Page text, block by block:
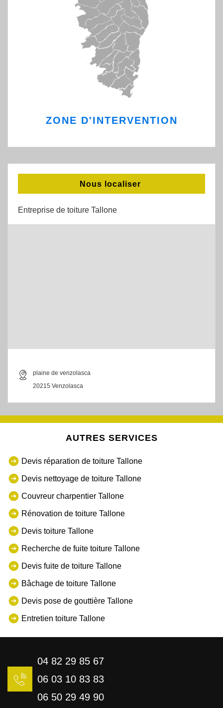
ZONE D'INTERVENTION
Nous localiser
Entreprise de toiture Tallone
plaine de venzolasca
20215 Venzolasca
AUTRES SERVICES
Devis réparation de toiture Tallone
Devis nettoyage de toiture Tallone
Couvreur charpentier Tallone
Rénovation de toiture Tallone
Devis toiture Tallone
Recherche de fuite toiture Tallone
Devis fuite de toiture Tallone
Bâchage de toiture Tallone
Devis pose de gouttière Tallone
Entretien toiture Tallone
04 82 29 85 67
06 03 10 83 83
06 50 29 49 90